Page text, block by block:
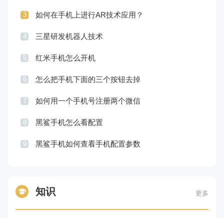
3 如何在手机上进行AR技术应用？
4 三星研发机器人技术
5 红米手机怎么开机
6 怎么把手机下面的三个按钮去掉
7 如何用一个手机号注册两个微信
8 黑鲨手机怎么看配置
9 黑鲨手机如何查看手机配置参数
知识 更多